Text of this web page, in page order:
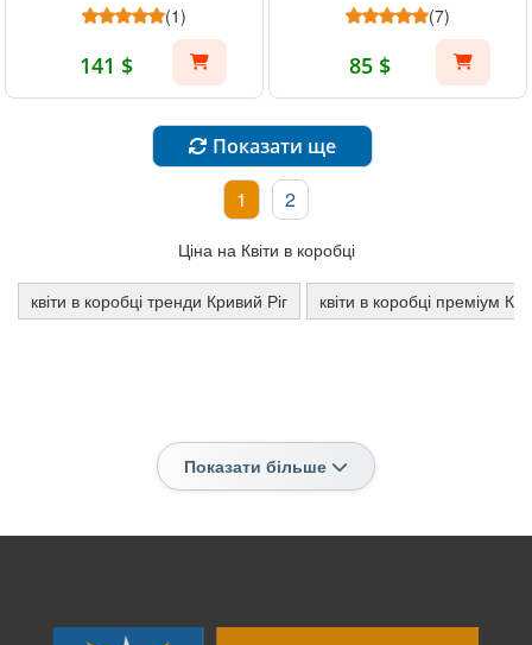
(1)
141 $
(7)
85 $
Показати ще
1 2
Ціна на Квіти в коробці
квіти в коробці тренди Кривий Ріг квіти в коробці преміум
Показати більше